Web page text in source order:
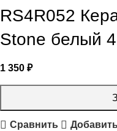
RS4R052
Stone белый
1 350 ₽
Сравнить